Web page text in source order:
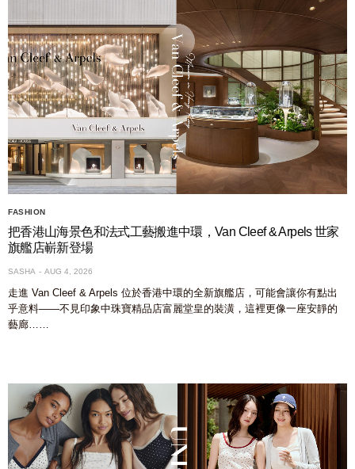
FASHION
把香港山海景色和法式工藝搬進中環，Van Cleef & Arpels 世家
旗艦店嶄新登場
SASHA AUG 4, 2026
走進 Van Cleef & Arpels 位於香港中環的全新旗艦店，可能會讓你有點出
乎意料——不見印象中珠寶精品店富麗堂皇的裝潢，這裡更像一座安靜的
藝廊……